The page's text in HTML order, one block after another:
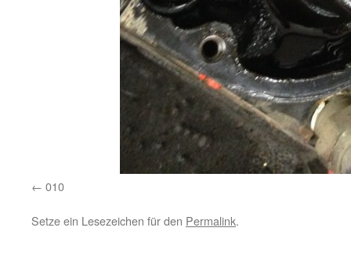
010
Setze ein Lesezeichen für den Permalink.